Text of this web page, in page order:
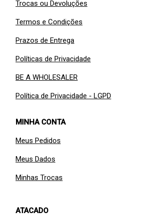
Trocas ou Devoluções
Termos e Condições
Prazos de Entrega
Políticas de Privacidade
BE A WHOLESALER
Política de Privacidade - LGPD
MINHA CONTA
Meus Pedidos
Meus Dados
Minhas Trocas
ATACADO